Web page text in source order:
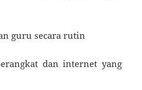
guru secara rutin
dan internet yang